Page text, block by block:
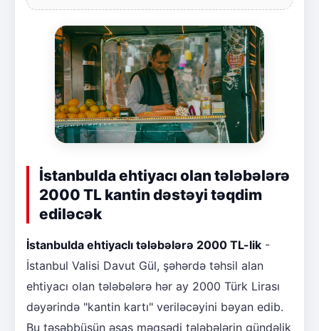
İstanbulda ehtiyacı olan tələbələrə
2000 TL kantin dəstəyi təqdim
ediləcək
İstanbulda ehtiyaclı tələbələrə 2000 TL-lik -
İstanbul Valisi Davut Gül, şəhərdə təhsil alan
ehtiyacı olan tələbələrə hər ay 2000 Türk Lirası
dəyərində "kantin kartı" veriləcəyini bəyan edib.
Bu təşəbbüsün əsas məqsədi tələbələrin gündəlik